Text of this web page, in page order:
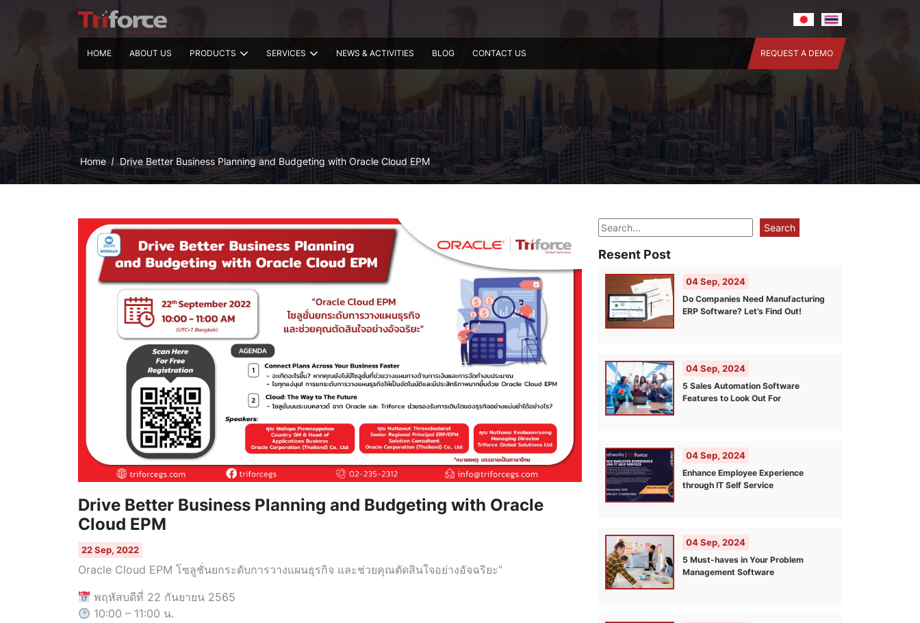
HOME ABOUT US PRODUCTS SERVICES NEWS & ACTIVITIES BLOG CONTACT US REQUEST A DEMO
Home Drive Better Business Planning and Budgeting with Oracle Cloud EPM
Drive Better Business Planning and Budgeting with Oracle
Cloud EPM
22 Sep, 2022
Oracle Cloud EPM โซลูชั่นยกระดับการวางแผนธุรกิจ และช่วยคุณตัดสินใจอย่างอัจฉริยะ”
พฤหัสบดีที่ 22 กันยายน 2565
10:00 – 11:00 น.
Search Search
Resent Post
04 Sep, 2024
Do Companies Need Manufacturing
ERP Software? Let’s Find Out!
04 Sep, 2024
5 Sales Automation Software
Features to Look Out For
04 Sep, 2024
Enhance Employee Experience
through IT Self Service
04 Sep, 2024
5 Must-haves in Your Problem
Management Software